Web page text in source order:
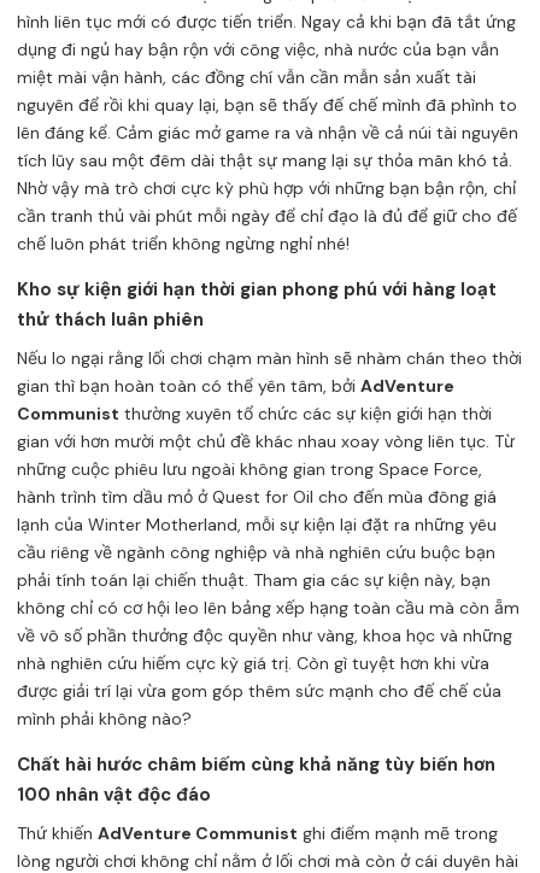
hình liên tục mới có được tiến triển. Ngay cả khi bạn đã tắt ứng
dụng đi ngủ hay bận rộn với công việc, nhà nước của bạn vẫn
miệt mài vận hành, các đồng chí vẫn cần mẫn sản xuất tài
nguyên để rồi khi quay lại, bạn sẽ thấy đế chế mình đã phình to
lên đáng kể. Cảm giác mở game ra và nhận về cả núi tài nguyên
tích lũy sau một đêm dài thật sự mang lại sự thỏa mãn khó tả.
Nhờ vậy mà trò chơi cực kỳ phù hợp với những bạn bận rộn, chỉ
cần tranh thủ vài phút mỗi ngày để chỉ đạo là đủ để giữ cho đế
chế luôn phát triển không ngừng nghỉ nhé!
Kho sự kiện giới hạn thời gian phong phú với hàng loạt
thử thách luân phiên
Nếu lo ngại rằng lối chơi chạm màn hình sẽ nhàm chán theo thời
gian thì bạn hoàn toàn có thể yên tâm, bởi AdVenture
Communist thường xuyên tổ chức các sự kiện giới hạn thời
gian với hơn mười một chủ đề khác nhau xoay vòng liên tục. Từ
những cuộc phiêu lưu ngoài không gian trong Space Force,
hành trình tìm dầu mỏ ở Quest for Oil cho đến mùa đông giá
lạnh của Winter Motherland, mỗi sự kiện lại đặt ra những yêu
cầu riêng về ngành công nghiệp và nhà nghiên cứu buộc bạn
phải tính toán lại chiến thuật. Tham gia các sự kiện này, bạn
không chỉ có cơ hội leo lên bảng xếp hạng toàn cầu mà còn ẵm
về vô số phần thưởng độc quyền như vàng, khoa học và những
nhà nghiên cứu hiếm cực kỳ giá trị. Còn gì tuyệt hơn khi vừa
được giải trí lại vừa gom góp thêm sức mạnh cho đế chế của
mình phải không nào?
Chất hài hước châm biếm cùng khả năng tùy biến hơn
100 nhân vật độc đáo
Thứ khiến AdVenture Communist ghi điểm mạnh mẽ trong
lòng người chơi không chỉ nằm ở lối chơi mà còn ở cái duyên hài